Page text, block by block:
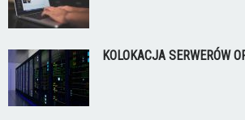
KOLOKACJA SERWERÓW